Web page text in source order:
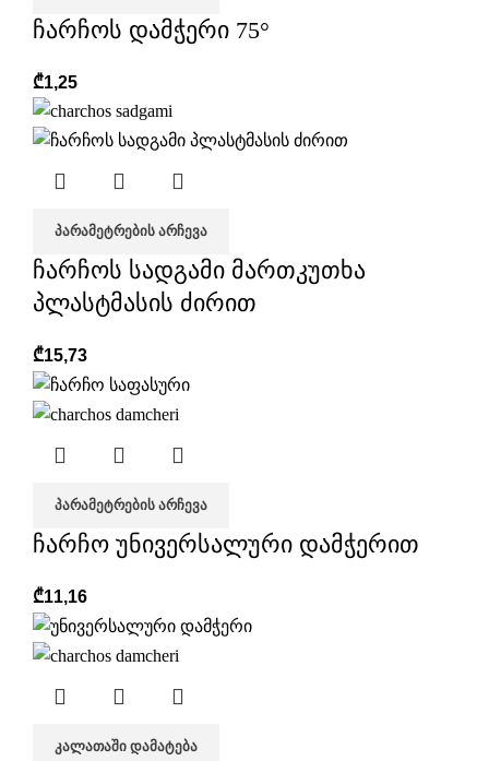
ჩარჩოს დამჭერი 75°
₾1,25
ᲞᲐᲠᲐᲛᲔᲢᲠᲔᲑᲘᲡ ᲐᲠᲩᲔᲕᲐ
ჩარჩოს სადგამი მართკუთხა
პლასტმასის ძირით
₾15,73
ᲞᲐᲠᲐᲛᲔᲢᲠᲔᲑᲘᲡ ᲐᲠᲩᲔᲕᲐ
ჩარჩო უნივერსალური დამჭერით
₾11,16
ᲙᲐᲚᲐᲗᲐᲨᲘ ᲓᲐᲛᲐᲢᲔᲑᲐ